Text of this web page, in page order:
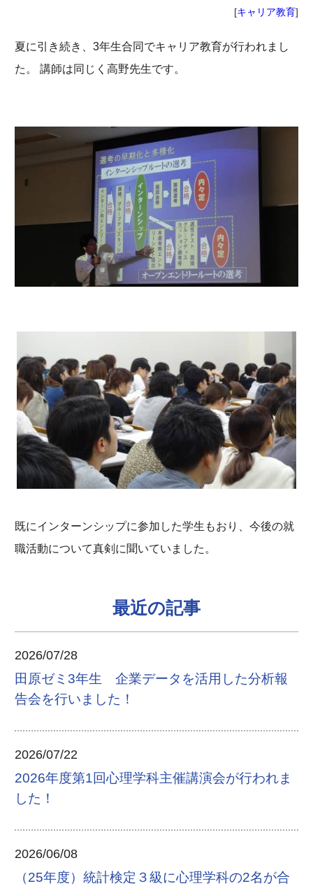
[キャリア教育]
夏に引き続き、3年生合同でキャリア教育が行われまし
た。 講師は同じく高野先生です。
既にインターンシップに参加した学生もおり、今後の就
職活動について真剣に聞いていました。
最近の記事
2026/07/28
田原ゼミ3年生 企業データを活用した分析報
告会を行いました！
2026/07/22
2026年度第1回心理学科主催講演会が行われま
した！
2026/06/08
（25年度）統計検定３級に心理学科の2名が合